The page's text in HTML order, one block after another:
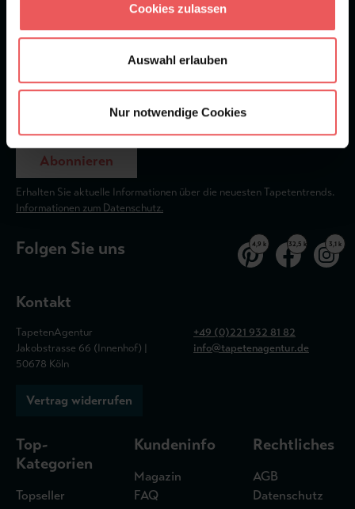
Cookies zulassen
Auswahl erlauben
Nur notwendige Cookies
Newsletter
Abonnieren
Erhalten Sie aktuelle Informationen über die neuesten Tapetentrends.
Informationen zum Datenschutz.
Folgen Sie uns 4,9 k 32,5 k 3,1 k
Kontakt
TapetenAgentur
Jakobstrasse 66 (Innenhof) |
50678 Köln
+49 (0)221 932 81 82
info@tapetenagentur.de
Vertrag widerrufen
Top-
Kategorien
Topseller
Kundeninfo
Magazin
FAQ
Rechtliches
AGB
Datenschutz